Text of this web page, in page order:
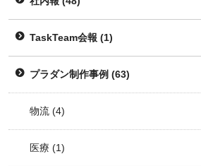
TaskTeam会報 (1)
プラダン制作事例 (63)
物流 (4)
医療 (1)